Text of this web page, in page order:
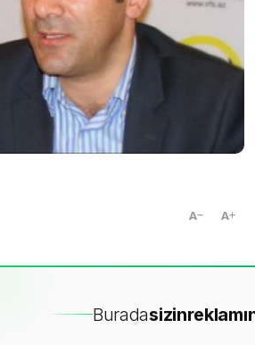
A A
Buradasizin